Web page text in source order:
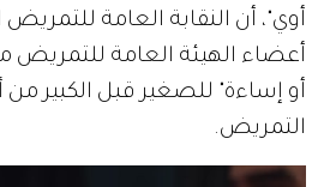
أوي"، أن النقابة العامة
أعضاء الهيئة العامة للتمريض
أو إساءة" للصغير قبل الكبير
التمريض.